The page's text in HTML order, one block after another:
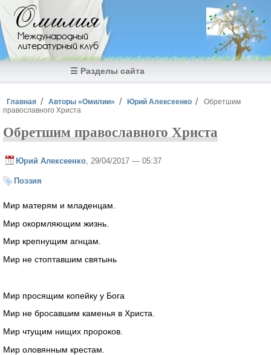
Перейти к основному содержанию
Омилия
Международный
литературный клуб
☰ Разделы сайта
Вы здесь
Главная Авторы «Омилии» Юрий Алексеенко
Обретшим
православного Христа
Обретшим православного Христа
Юрий Алексеенко , 29/04/2017 — 05:37
Поэзия
Мир матерям и младенцам.
Мир окормляющим жизнь.
Мир крепнущим агнцам.
Мир не стоптавшим святынь
Мир просящим копейку у Бога
Мир не бросавшим каменья в Христа.
Мир чтущим нищих пророков.
Мир оловянным крестам.